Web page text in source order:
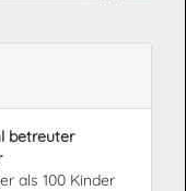
betreuter
als 100 Kinder